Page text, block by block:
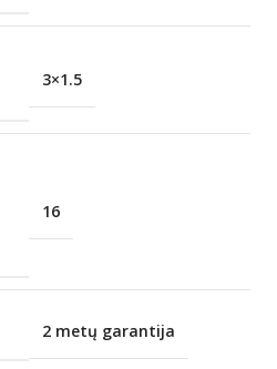
3×1.5
16
2 metų garantija